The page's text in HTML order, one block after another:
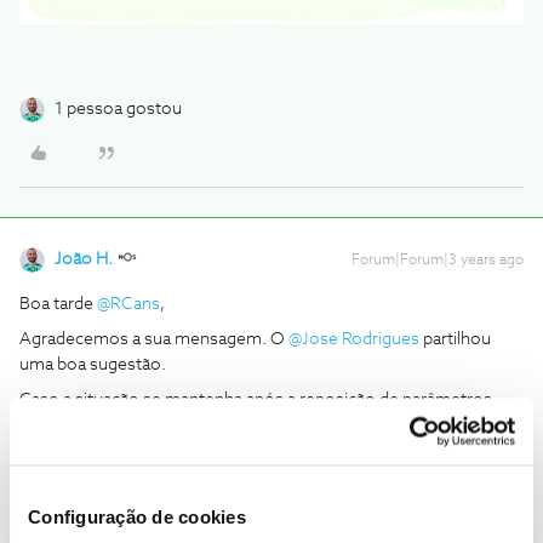
Configuração de cookies
1 pessoa gostou
João H. Forum|Forum|3 years ago
Boa tarde @RCans,
Agradecemos a sua mensagem. O @Jose Rodrigues partilhou
uma boa sugestão.
Caso a situação se mantenha após a reposição de parâmetros
envie-nos, por favor, uma mensagem privada para o perfil